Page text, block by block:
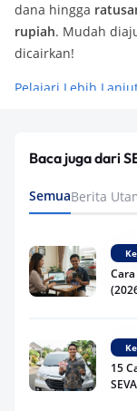
dana hingga
rupiah. Mudah
dicairkan!
Pelajari Lebih
Baca juga dari
SemuaBerita
15